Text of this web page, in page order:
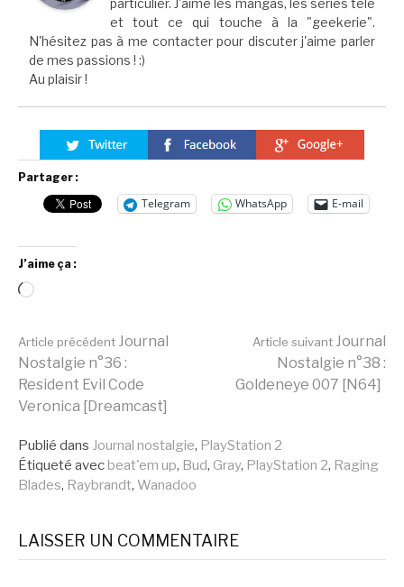
et tout ce qui touche à la "geekerie".
N'hésitez pas à me contacter pour discuter j'aime parler
de mes passions ! :)
Au plaisir !
Partager :
Telegram WhatsApp E-mail
J’aime ça :
Chargement…
Lire
la
suite
Article précédent Journal
Nostalgie n°36 :
Resident Evil Code
Veronica [Dreamcast]
Article suivant Journal
Nostalgie n°38 :
Goldeneye 007 [N64]
Publié dans Journal nostalgie, PlayStation 2
Étiqueté avecbeat'em up, Bud, Gray, PlayStation 2, Raging
Blades, Raybrandt, Wanadoo
LAISSER UN COMMENTAIRE